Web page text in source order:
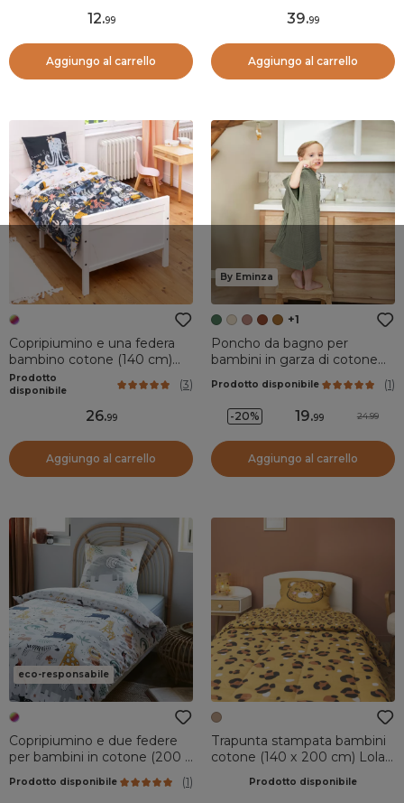
12.99
Aggiungo al carrello
39.99
Aggiungo al carrello
Copripiumino e una federa
bambino cotone (140 cm)
Octopia Multicolore
Prodotto
disponibile
(3)
26.99
Aggiungo al carrello
By Eminza
+1
Poncho da bagno per
bambini in garza di cotone
rosmarino
Prodotto disponibile (1)
-20% 19.99 24.99
Aggiungo al carrello
eco-responsabile
Copripiumino e due federe
per bambini in cotone (200 x
200 cm) Savana Multicolore
Prodotto disponibile (1)
Trapunta stampata bambini
cotone (140 x 200 cm) Lola
Prodotto disponibile